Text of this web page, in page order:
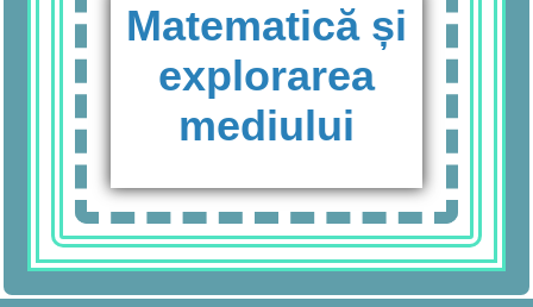
Matematică și
explorarea
mediului